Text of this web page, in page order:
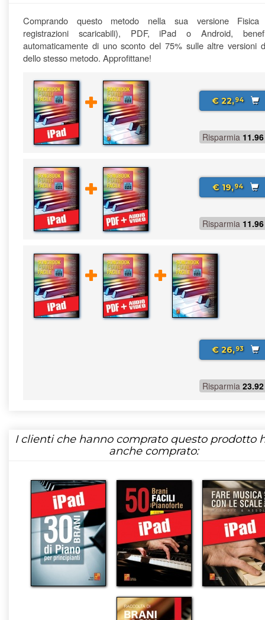
Comprando questo metodo nella sua versione Fisica
registrazioni scaricabili), PDF, iPad o Android,
automaticamente di uno sconto del 75% sulle altre versioni
dello stesso metodo. Approfittane!
€ 22,94
Risparmia 11.96
€ 19,94
Risparmia 11.96
€ 26,93
Risparmia 23.92
I clienti che hanno comprato questo prodotto
anche comprato: